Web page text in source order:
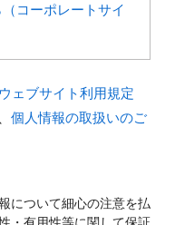
コーポレートサイ
ウェブサイト利用規定
個人情報の取扱いのご
について細心の注意を払
・有用性等に関して保証